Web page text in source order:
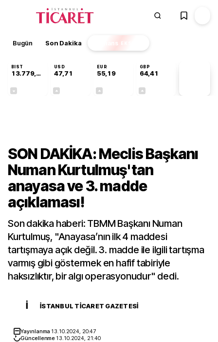
Bugün Son Dakika Finans EKSTRA
BIST
13.779,39
USD
47,71
EUR
55,19
GBP
64,41
SON DAKİKA: Meclis Başkanı
Numan Kurtulmuş'tan
anayasa ve 3. madde
açıklaması!
Son dakika haberi: TBMM Başkanı Numan
Kurtulmuş, "Anayasa’nın ilk 4 maddesi
tartışmaya açık değil. 3. madde ile ilgili tartışma
varmış gibi göstermek en hafif tabiriyle
haksızlıktır, bir algı operasyonudur" dedi.
İ İSTANBUL TICARET GAZETESI
Yayınlanma 13.10.2024, 20:47
Güncellenme 13.10.2024, 21:40